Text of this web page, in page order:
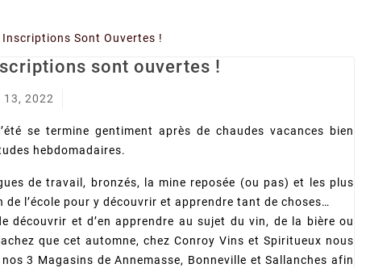
Sont Ouvertes !
sont ouvertes !
13, 2022
se termine gentiment après de chaudes vacances bien
hebdomadaires.
de travail, bronzés, la mine reposée (ou pas) et les plus
l’école pour y découvrir et apprendre tant de choses…
découvrir et d’en apprendre au sujet du vin, de la bière ou
que cet automne, chez Conroy Vins et Spiritueux nous
3 Magasins de Annemasse, Bonneville et Sallanches afin